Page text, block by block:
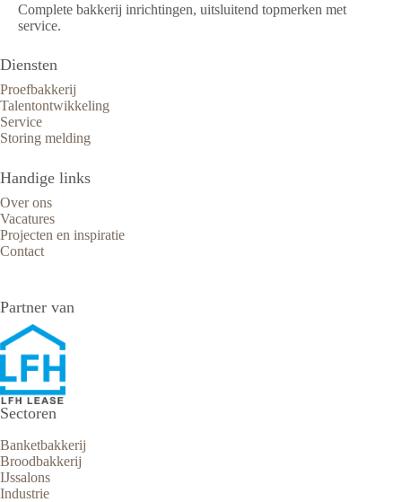
Complete bakkerij inrichtingen, uitsluitend topmerken met
service.
Diensten
Proefbakkerij
Talentontwikkeling
Service
Storing melding
Handige links
Over ons
Vacatures
Projecten en inspiratie
Contact
Partner van
Sectoren
Banketbakkerij
Broodbakkerij
IJssalons
Industrie